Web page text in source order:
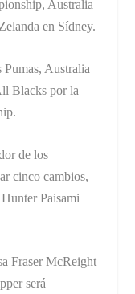
Australia
en Sídney.
Pumas, Australia
Blacks por la
de los
cinco cambios,
Paisami
Fraser McReight
será